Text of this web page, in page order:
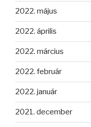
2022. május
2022. április
2022. március
2022. február
2022. január
2021. december